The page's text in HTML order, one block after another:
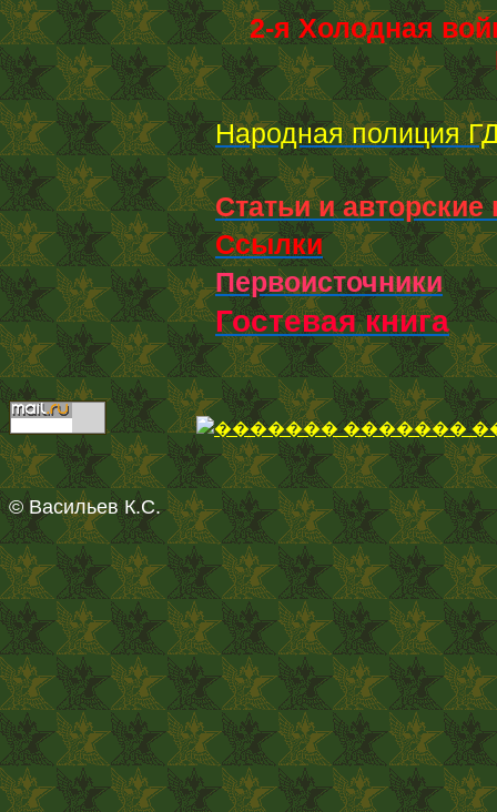
2-я Холодная
Народная полиция
Статьи и авторские
Ссылки
Первоисточники
Гостевая книга
© Васильев К.С.